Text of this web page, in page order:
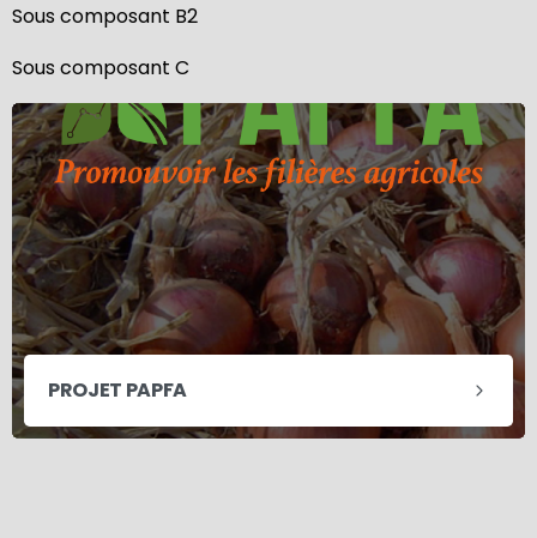
Sous composant B2
Sous composant C
PROJET PAPFA